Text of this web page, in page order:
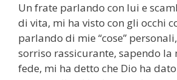
Un frate parlando con lui e
di vita, mi ha visto con gli occhi
parlando di mie “cose”
sorriso rassicurante, sapendo la
fede, mi ha detto che Dio ha